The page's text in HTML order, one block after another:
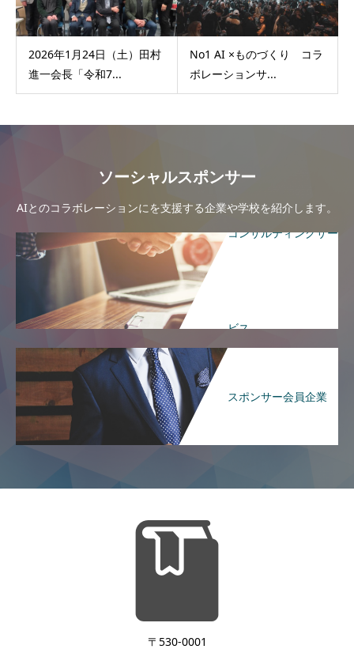
2026年1月24日（土）田村
進一会長「令和7...
No1 AI ×ものづくり コラ
ボレーションサ...
ソーシャルスポンサー
AIとのコラボレーションにを支援する企業や学校を紹介します。
コンサルティングサー
ビス
スポンサー会員企業
〒530-0001